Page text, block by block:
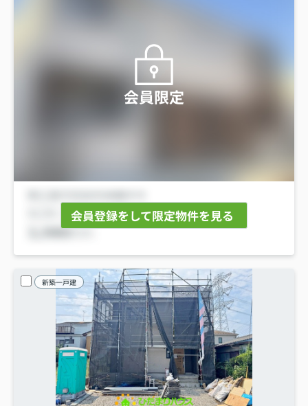
会員限定
会員登録をして限定物件を見る
新築一戸建